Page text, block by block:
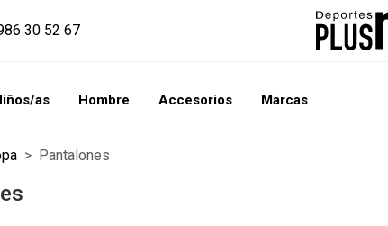
30 52 67
as Hombre Accesorios Marcas
Pantalones